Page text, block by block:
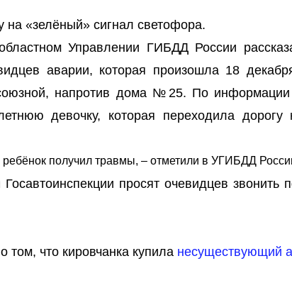
на «зелёный» сигнал светофора.
Управлении ГИБДД России
аварии, которая произошла 18
напротив дома №25. По информации
девочку, которая переходила дорогу
получил травмы, – отметили в УГИБДД
Госавтоинспекции просят очевидцев звонить
том, что кировчанка купила несуществующий